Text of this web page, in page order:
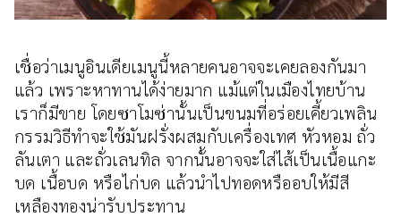
เชื่อว่าเมนูอินเดียเมนูนี้หลายคนอาจจะเคยลองกันมา
แล้ว เพราะหาทานได้ง่ายมาก แม้แต่ในเมืองไทยบ้าน
เราก็มีขาย โดยซาโมซ่านั้นเป็นขนมที่อร่อยเคี้ยวเพลิน
กรรมวิธีทำจะใช้มันฝรั่งผสมกับเครื่องเทศ หัวหอม ถั่ว
ลันเตา และถั่วเลนทิล จากนั้นอาจจะใส่ไส้เป็นเนื้อแกะ
บด เนื้อบด หรือไก่บด แล้วนำไปทอดหรืออบให้มีสี
เหลืองทองน่ารับประทาน